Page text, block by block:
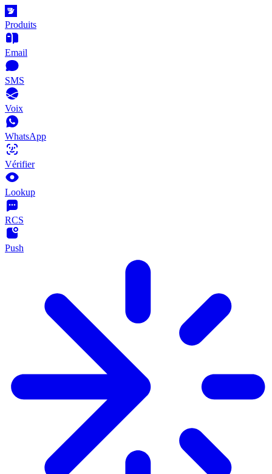
Produits
Email
SMS
Voix
WhatsApp
Vérifier
Lookup
RCS
Push